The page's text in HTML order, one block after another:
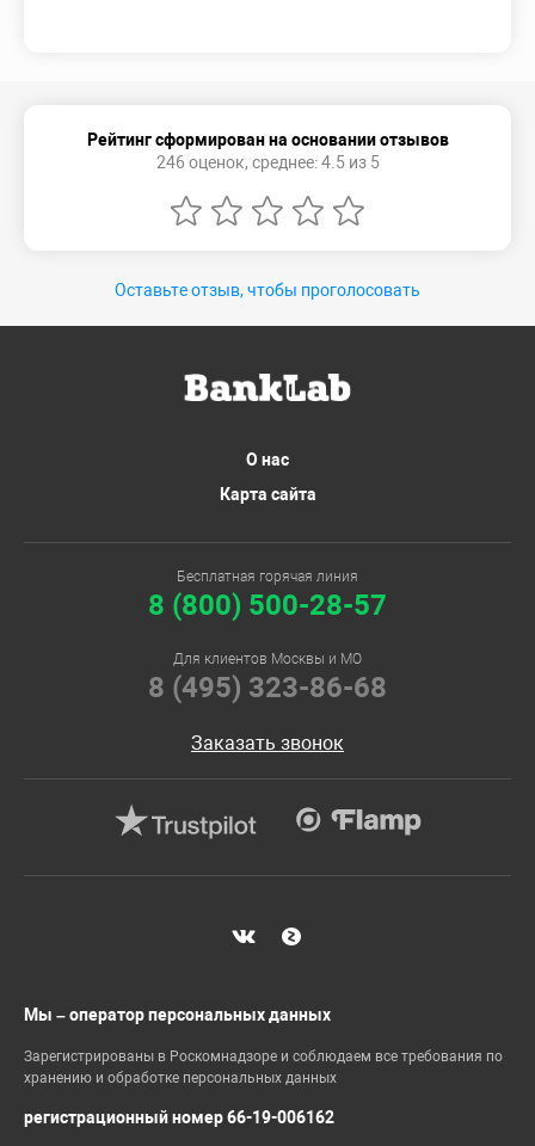
Рейтинг сформирован на основании отзывов
246 оценок, среднее: 4.5 из 5
Оставьте отзыв, чтобы проголосовать
О нас
Карта сайта
Бесплатная горячая линия
8 (800) 500-28-57
Для клиентов Москвы и МО
8 (495) 323-86-68
Заказать звонок
Мы – оператор персональных данных
Зарегистрированы в Роскомнадзоре и соблюдаем все требования по
хранению и обработке персональных данных
регистрационный номер 66-19-006162